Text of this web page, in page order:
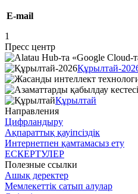
E-mail
1
Пресс центр
Құрылтай-
Құрылтай
Направления
Цифрландыру
Ақпараттық қауіпсіздік
Интернетпен қамтамасыз ету
ЕСКЕРТУЛЕР
Полезные ссылки
Ашық деректер
Мемлекеттік сатып алулар